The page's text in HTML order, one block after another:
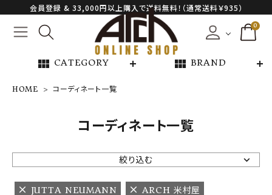
会員登録 & 33,000円以上購入で送料無料！（通常送料￥935）
0
view_module CATEGORY view_module BRAND
NEW ARRIVAL
ARCH EXCLUSIVE
BRAND
HOME コーディネート一覧
コーディネート一覧
絞り込む
JUTTA NEUMANN
ARCH 米村屋